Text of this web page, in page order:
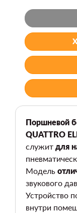
Поршневой
QUATTRO
служит для
Модель
звукового
Устройство
внутри